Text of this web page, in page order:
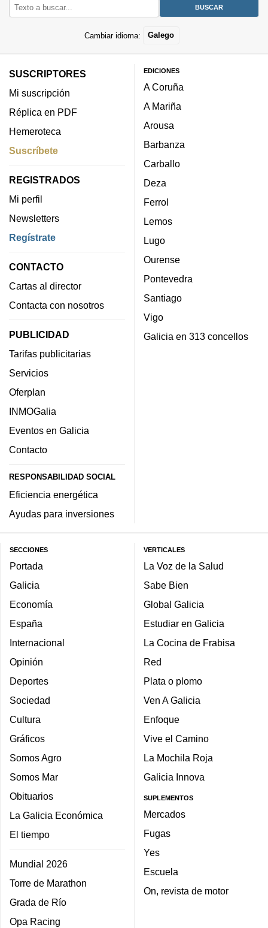
Cambiar idioma: Galego
SUSCRIPTORES
Mi suscripción
Réplica en PDF
Hemeroteca
Suscríbete
REGISTRADOS
Mi perfil
Newsletters
Regístrate
CONTACTO
Cartas al director
Contacta con nosotros
PUBLICIDAD
Tarifas publicitarias
Servicios
Oferplan
INMOGalia
Eventos en Galicia
Contacto
RESPONSABILIDAD SOCIAL
Eficiencia energética
Ayudas para inversiones
EDICIONES
A Coruña
A Mariña
Arousa
Barbanza
Carballo
Deza
Ferrol
Lemos
Lugo
Ourense
Pontevedra
Santiago
Vigo
Galicia en 313 concellos
SECCIONES
Portada
Galicia
Economía
España
Internacional
Opinión
Deportes
Sociedad
Cultura
Gráficos
Somos Agro
Somos Mar
Obituarios
La Galicia Económica
El tiempo
Mundial 2026
Torre de Marathon
Grada de Río
Opa Racing
VERTICALES
La Voz de la Salud
Sabe Bien
Global Galicia
Estudiar en Galicia
La Cocina de Frabisa
Red
Plata o plomo
Ven A Galicia
Enfoque
Vive el Camino
La Mochila Roja
Galicia Innova
SUPLEMENTOS
Mercados
Fugas
Yes
Escuela
On, revista de motor